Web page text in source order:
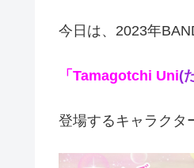
今日は、2023年
「Tamagotchi Uni(
登場するキャラクタ